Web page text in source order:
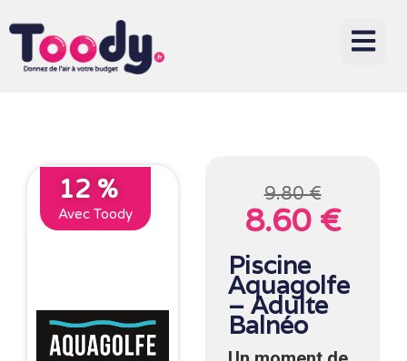
12 %
Avec Toody
9.80 €
8.60 €
Piscine
Aquagolfe
– Adulte
Balnéo